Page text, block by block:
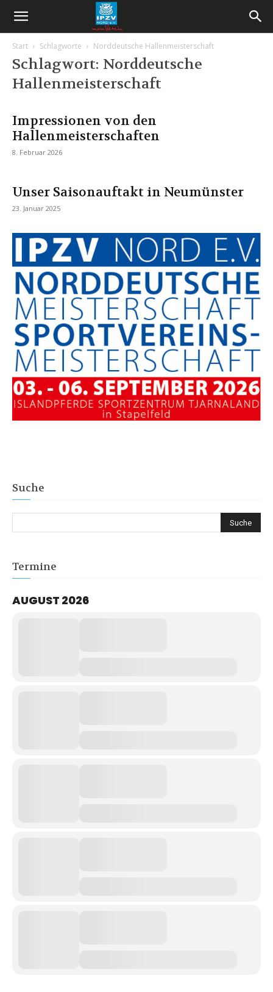
Start Schlagworte Norddeutsche Hallenmeisterschaft
Schlagwort: Norddeutsche
Hallenmeisterschaft
Impressionen von den
Hallenmeisterschaften
8. Februar 2026
Unser Saisonauftakt in Neumünster
23. Januar 2025
Suche
Termine
AUGUST 2026